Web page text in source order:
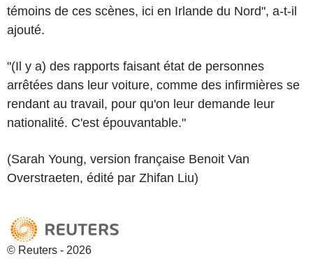
témoins de ces scènes, ici en Irlande du Nord", a-t-il
ajouté.
"(Il y a) des rapports faisant état de personnes
arrêtées dans leur voiture, comme des infirmières se
rendant au travail, pour qu'on leur demande leur
nationalité. C'est épouvantable."
(Sarah Young, version française Benoit Van
Overstraeten, édité par Zhifan Liu)
© Reuters - 2026